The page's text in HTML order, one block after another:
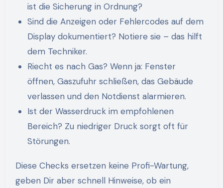
ist die Sicherung in Ordnung?
Sind die Anzeigen oder Fehlercodes auf dem
Display dokumentiert? Notiere sie – das hilft
dem Techniker.
Riecht es nach Gas? Wenn ja: Fenster
öffnen, Gaszufuhr schließen, das Gebäude
verlassen und den Notdienst alarmieren.
Ist der Wasserdruck im empfohlenen
Bereich? Zu niedriger Druck sorgt oft für
Störungen.
Diese Checks ersetzen keine Profi-Wartung,
geben Dir aber schnell Hinweise, ob ein